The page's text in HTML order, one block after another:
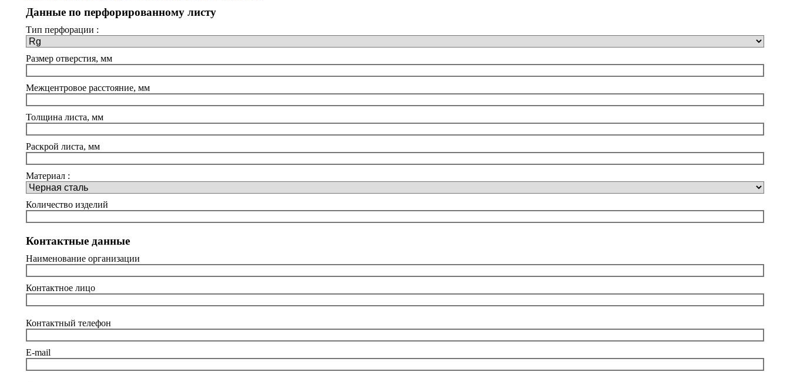
Данные по перфорированному листу
Тип перфорации :
Размер отверстия, мм
Межцентровое расстояние, мм
Толщина листа, мм
Раскрой листа, мм
Материал :
Количество изделий
Контактные данные
Наименование организации
Контактное лицо
Контактный телефон
E-mail